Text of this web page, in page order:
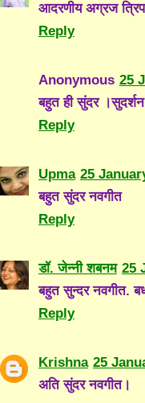
आदरणीय अग्रज
Reply
Anonymous 25
बहुत ही सुंदर
Reply
Upma 25
बहुत सुंदर नवगीत
Reply
डॉ. जेन्नी शबनम 25
बहुत सुन्दर नवगीत.
Reply
Krishna 25
अति सुंदर नवगीत।